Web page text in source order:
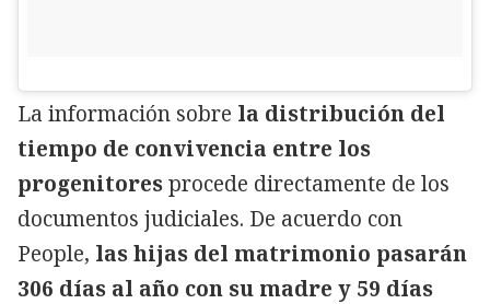
La información sobre la distribución del
tiempo de convivencia entre los
progenitoresprocede directamente de los
documentos judiciales. De acuerdo con
People, las hijas del matrimonio pasarán
306 días al año con su madre y 59 días